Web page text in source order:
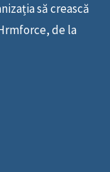
să crească
de la